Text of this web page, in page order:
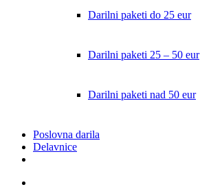
Darilni paketi do 25 eur
Darilni paketi 25 – 50 eur
Darilni paketi nad 50 eur
Poslovna darila
Delavnice